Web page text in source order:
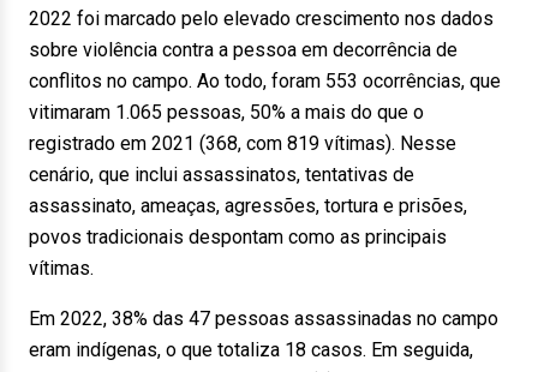
2022 foi marcado pelo elevado crescimento nos dados
sobre violência contra a pessoa em decorrência de
conflitos no campo. Ao todo, foram 553 ocorrências, que
vitimaram 1.065 pessoas, 50% a mais do que o
registrado em 2021 (368, com 819 vítimas). Nesse
cenário, que inclui assassinatos, tentativas de
assassinato, ameaças, agressões, tortura e prisões,
povos tradicionais despontam como as principais
vítimas.
Em 2022, 38% das 47 pessoas assassinadas no campo
eram indígenas, o que totaliza 18 casos. Em seguida,